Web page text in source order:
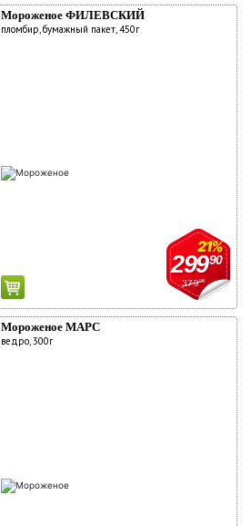
Мороженое ФИЛЕВСКИЙ
пломбир, бумажный пакет, 450г
37990
21%
29990
Мороженое МАРС
ведро, 300г